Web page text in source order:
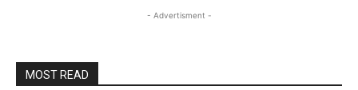
- Advertisment -
MOST READ